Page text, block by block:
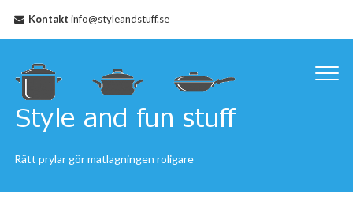
Kontakt info@styleandstuff.se
Rätt prylar gör matlagningen roligare